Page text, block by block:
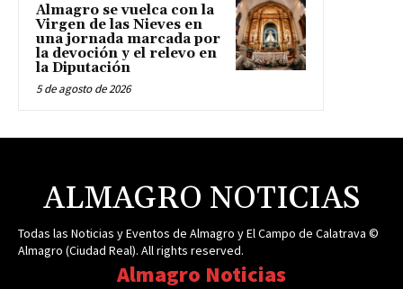
Almagro se vuelca con la
Virgen de las Nieves en
una jornada marcada por
la devoción y el relevo en
la Diputación
5 de agosto de 2026
ALMAGRO NOTICIAS
Todas las Noticias y Eventos de Almagro y El Campo de Calatrava ©
Almagro (Ciudad Real). All rights reserved.
Almagro Noticias